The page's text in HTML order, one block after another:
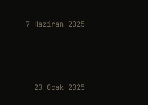
7 Haziran 2025
20 Ocak 2025